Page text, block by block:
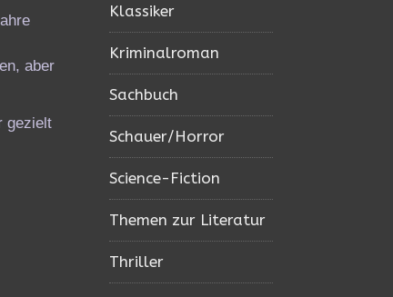
aber
gezielt
Klassiker
Kriminalroman
Sachbuch
Schauer/Horror
Science-Fiction
Themen zur Literatur
Thriller